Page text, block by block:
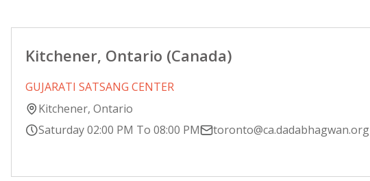
Kitchener, Ontario (Canada)
GUJARATI SATSANG CENTER
Kitchener, Ontario
Saturday 02:00 PM To 08:00 PM
toronto@ca.dadabhagwan.org